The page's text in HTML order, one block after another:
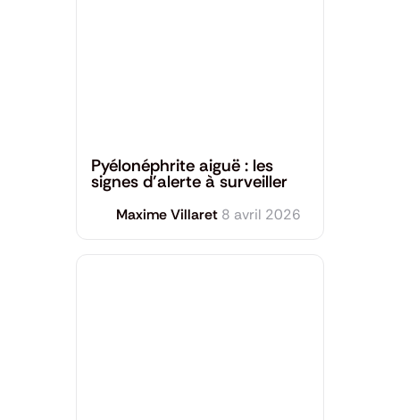
Pyélonéphrite aiguë : les
signes d’alerte à surveiller
Maxime Villaret 8 avril 2026